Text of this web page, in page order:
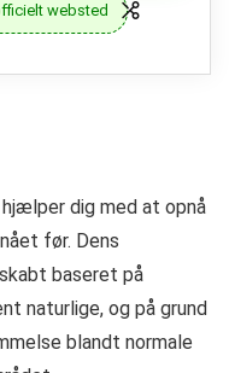
websted
dig med at opnå
før. Dens
baseret på
naturlige, og på grund
blandt normale